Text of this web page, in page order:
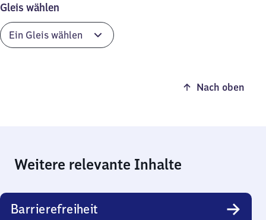
Gleis wählen
Nach oben
Weitere relevante Inhalte
Barrierefreiheit